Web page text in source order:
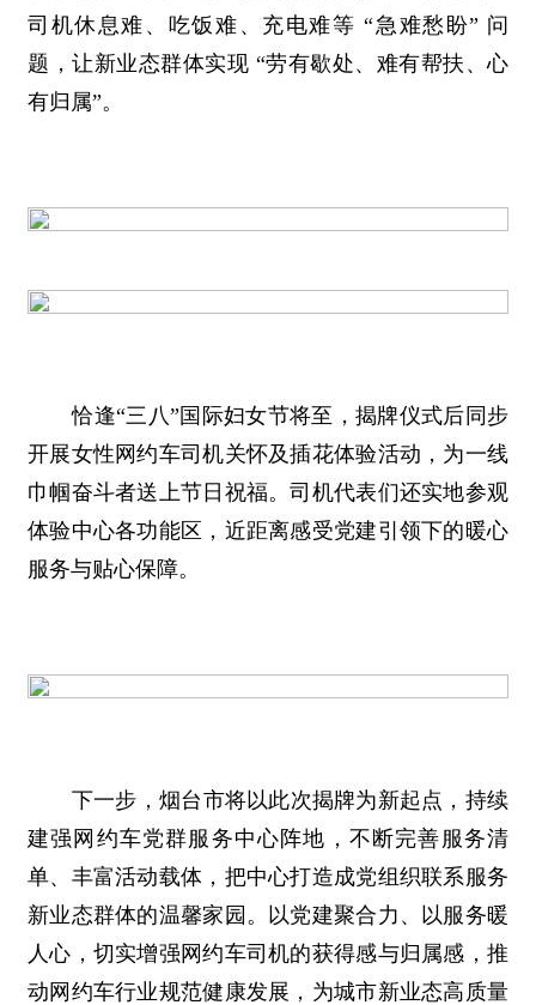
司机休息难、吃饭难、充电难等 “急难愁盼” 问
题，让新业态群体实现 “劳有歇处、难有帮扶、心
有归属”。
恰逢“三八”国际妇女节将至，揭牌仪式后同步
开展女性网约车司机关怀及插花体验活动，为一线
巾帼奋斗者送上节日祝福。司机代表们还实地参观
体验中心各功能区，近距离感受党建引领下的暖心
服务与贴心保障。
下一步，烟台市将以此次揭牌为新起点，持续
建强网约车党群服务中心阵地，不断完善服务清
单、丰富活动载体，把中心打造成党组织联系服务
新业态群体的温馨家园。以党建聚合力、以服务暖
人心，切实增强网约车司机的获得感与归属感，推
动网约车行业规范健康发展，为城市新业态高质量